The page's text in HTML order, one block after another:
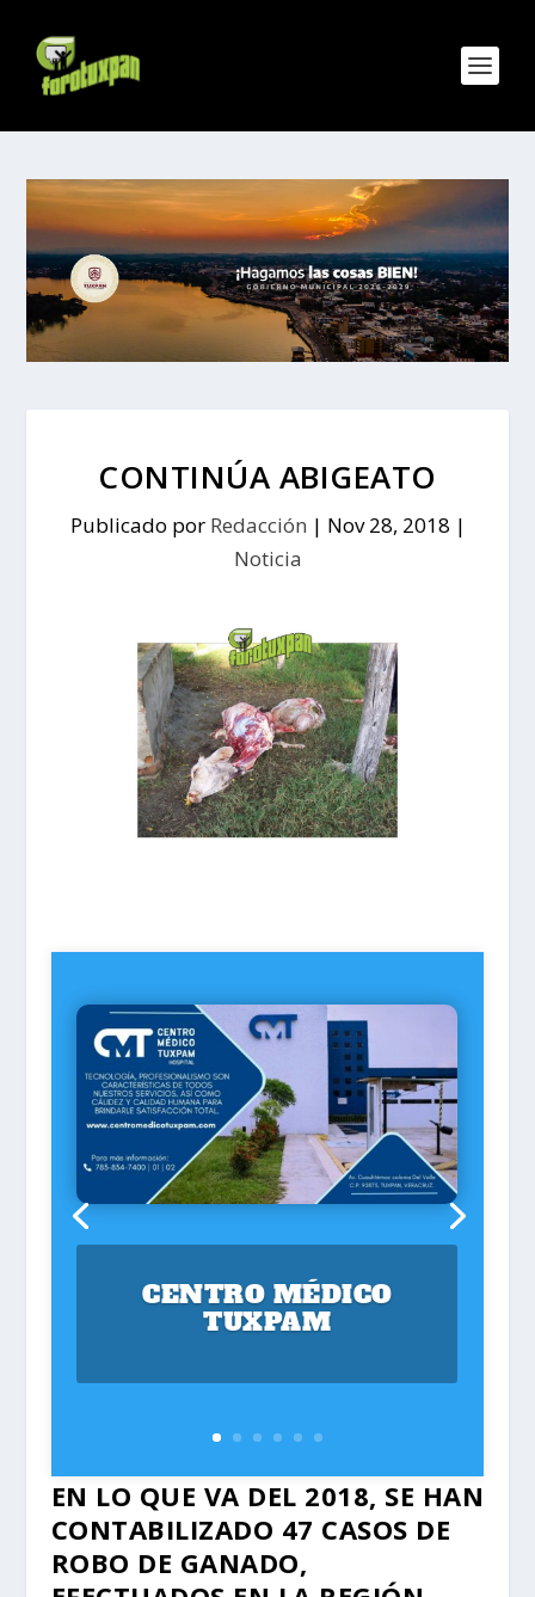
CONTINÚA ABIGEATO
Publicado por Redacción | Nov 28, 2018 |
Noticia
CENTRO MÉDICO
TUXPAM
EN LO QUE VA DEL 2018, SE HAN
CONTABILIZADO 47 CASOS DE
ROBO DE GANADO,